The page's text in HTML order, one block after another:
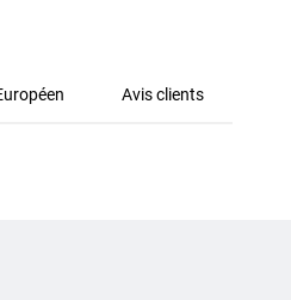
Avis clients